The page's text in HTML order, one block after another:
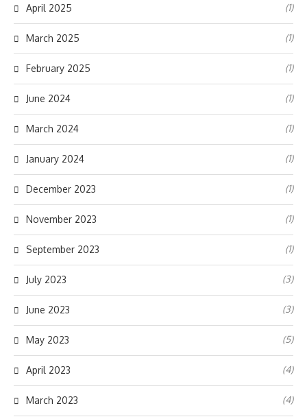
April 2025 (1)
March 2025 (1)
February 2025 (1)
June 2024 (1)
March 2024 (1)
January 2024 (1)
December 2023 (1)
November 2023 (1)
September 2023 (1)
July 2023 (3)
June 2023 (3)
May 2023 (5)
April 2023 (4)
March 2023 (4)